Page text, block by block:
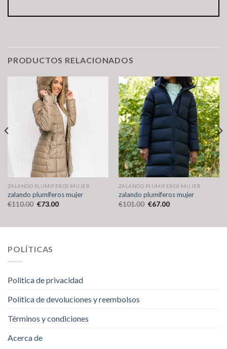
PRODUCTOS RELACIONADOS
ZALANDO PLUMIFEROS MUJER
zalando plumiferos mujer
€110.00 €73.00
ZALANDO PLUMIFEROS MUJER
zalando plumiferos mujer
€101.00 €67.00
POLÍTICAS
Politica de privacidad
Política de devoluciones y reembolsos
Términos y condiciones
Acerca de